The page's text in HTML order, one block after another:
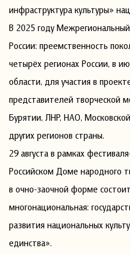
инфраструктура культуры»
В 2025 году
России: преемственность
четырёх регионах России, в
области, для участия в
представителей творческой
Бурятии, ЛНР, НАО,
других регионов страны.
29 августа в рамках
Российском Доме народного
в очно-заочной форме
многонациональная:
развития национальных
единства».